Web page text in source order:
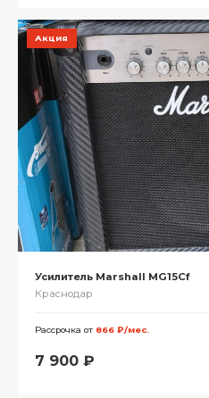
Акция
Усилитель Marshall MG15Cf
Краснодар
Рассрочка от 866 ₽/мес.
7 900 ₽